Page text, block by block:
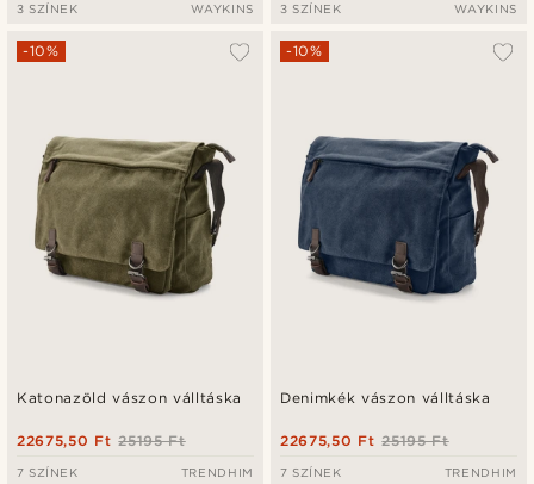
3 SZÍNEK WAYKINS 3 SZÍNEK WAYKINS
Katonazöld vászon válltáska
-10%
25195 Ft
22675,50 Ft
7 SZÍNEK TRENDHIM
Denimkék vászon válltáska
-10%
25195 Ft
22675,50 Ft
7 SZÍNEK TRENDHIM